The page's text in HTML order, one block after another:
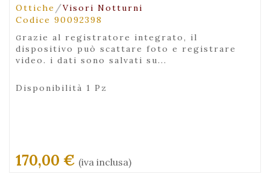
Ottiche /Visori Notturni
Codice 90092398
grazie al registratore integrato, il
dispositivo può scattare foto e registrare
video. i dati sono salvati su...
Disponibilità 1 Pz
170,00 € (iva inclusa)